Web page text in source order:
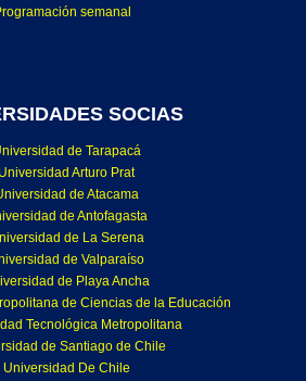
semanal
SOCIAS
de Tarapacá
Arturo Prat
de Atacama
de Antofagasta
de La Serena
de Valparaíso
de Playa Ancha
de Ciencias de la Educación
Tecnológica Metropolitana
de Santiago de Chile
Universidad De Chile